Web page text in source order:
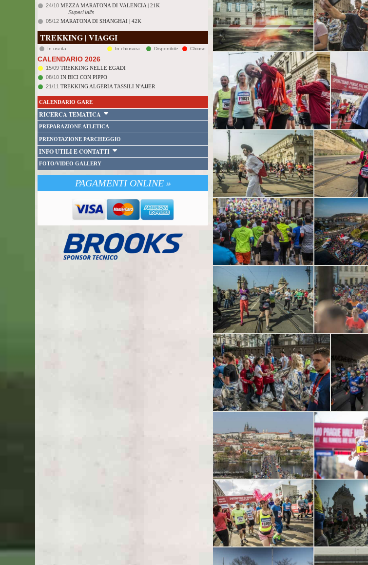
24/10 MEZZA MARATONA DI VALENCIA | 21K
SuperHalfs
05/12 MARATONA DI SHANGHAI | 42K
TREKKING | VIAGGI
In uscita In chiusura Disponibile Chiuso
CALENDARIO 2026
15/09 TREKKING NELLE EGADI
08/10 IN BICI CON PIPPO
21/11 TREKKING ALGERIA TASSILI N'AJJER
CALENDARIO GARE
RICERCA TEMATICA
PREPARAZIONE ATLETICA
PRENOTAZIONE PARCHEGGIO
INFO UTILI E CONTATTI
FOTO/VIDEO GALLERY
PAGAMENTI ONLINE »